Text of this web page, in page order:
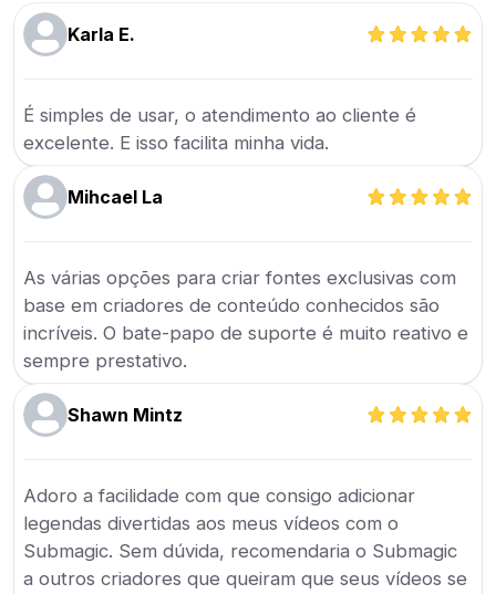
Karla E.
É simples de usar, o atendimento ao cliente é
excelente. E isso facilita minha vida.
Mihcael La
As várias opções para criar fontes exclusivas com
base em criadores de conteúdo conhecidos são
incríveis. O bate-papo de suporte é muito reativo e
sempre prestativo.
Shawn Mintz
Adoro a facilidade com que consigo adicionar
legendas divertidas aos meus vídeos com o
Submagic. Sem dúvida, recomendaria o Submagic
a outros criadores que queiram que seus vídeos se